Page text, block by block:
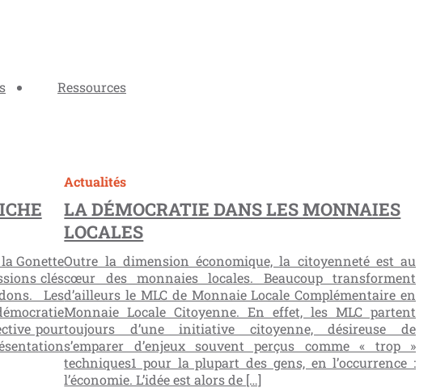
Ressources
Gonette
clés
Les
pour
Actualités
LA DÉMOCRATIE DANS LES MONNAIES
LOCALES
Outre la dimension économique, la citoyenneté est au
cœur des monnaies locales. Beaucoup transforment
d’ailleurs le MLC de Monnaie Locale Complémentaire en
Monnaie Locale Citoyenne. En effet, les MLC partent
toujours d’une initiative citoyenne, désireuse de
s’emparer d’enjeux souvent perçus comme « trop »
techniques1 pour la plupart des gens, en l’occurrence :
l’économie. L’idée est alors de […]